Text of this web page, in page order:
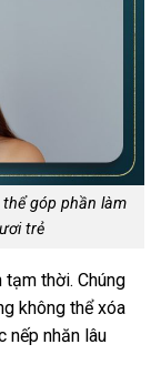
góp phần làm
trẻ
thời. Chúng
không thể xóa
nếp nhăn lâu